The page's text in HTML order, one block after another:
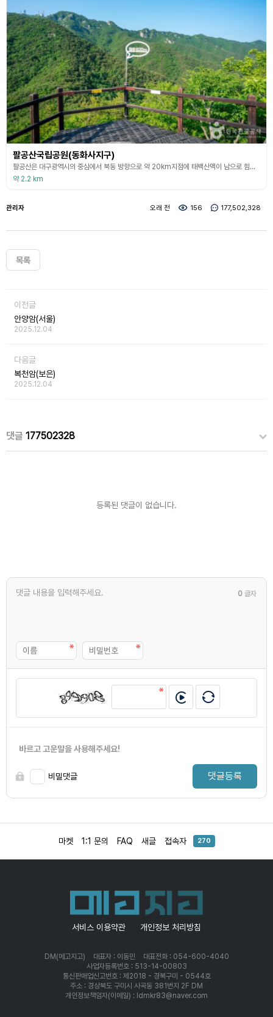
팔공산국립공원(동화사지구)
팔공산은 대구광역시의 중심에서 북동 방향으로 약 20km지점에 태백산맥이 남으로 힘차게 내닫다가 낙동강과 금호강이 만나는 곳에 우뚝 멈추어 장엄하게 솟은 산으로 해발 1,192m의 비로봉을 중심으로 동봉과 서봉이 어깨를 나란히 겨루고 있으며 행정구역상으로는 대구광역시 동구와,군위군, 영천시, 경산시, 칠곡군, 등 4개 시.군을 경계로 총면적이 125.232㎢이다.팔공산은 신라시대에는 부악, 중악, 또는 공산이라 했으며, 고려시대에는 공산이라고만 하다가
약 2.2 km
관리자 오래 전 156 177,502,328
목록
이전글
안양암(서울)
2025.12.04
다음글
복천암(보은)
2025.12.04
댓글 177502328
등록된 댓글이 없습니다.
0 글자
바르고 고운말을 사용해주세요!
비밀댓글 댓글등록
마켓 1:1 문의 FAQ 새글 접속자 270
서비스 이용약관 개인정보 처리방침
DM(메고지고) 대표자 : 이동민
대표전화 : 054-600-4040
사업자등록번호 : 513-14-00803
통신판매업신고번호 : 제2018 - 경북구미 - 0544호
주소 : 경상북도 구미시 사곡동 381번지 2F DM
개인정보책임자(이메일) : ldmkr83@naver.com